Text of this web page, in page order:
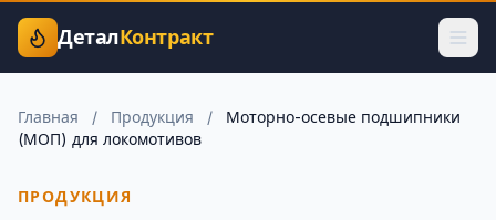
ДеталКонтракт
Главная / Продукция /
Моторно-осевые подшипники
(МОП) для локомотивов
ПРОДУКЦИЯ